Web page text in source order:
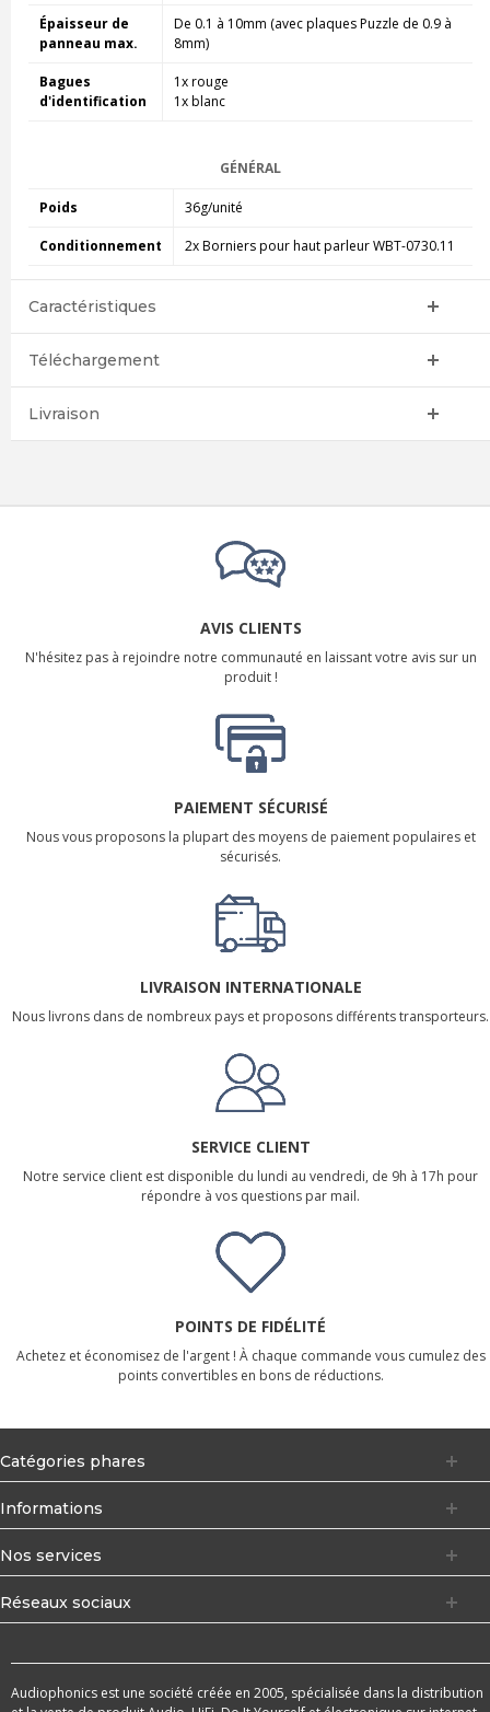
Épaisseur de
panneau max.
De 0.1 à 10mm (avec plaques Puzzle de 0.9 à
8mm)
Bagues
d'identification
1x rouge
1x blanc
GÉNÉRAL
Poids 36g/unité
Conditionnement 2x Borniers pour haut parleur WBT-0730.11
Caractéristiques
Téléchargement
Livraison
AVIS CLIENTS
N'hésitez pas à rejoindre notre communauté en laissant votre avis sur un
produit !
PAIEMENT SÉCURISÉ
Nous vous proposons la plupart des moyens de paiement populaires et
sécurisés.
LIVRAISON INTERNATIONALE
Nous livrons dans de nombreux pays et proposons différents transporteurs.
SERVICE CLIENT
Notre service client est disponible du lundi au vendredi, de 9h à 17h pour
répondre à vos questions par mail.
POINTS DE FIDÉLITÉ
Achetez et économisez de l'argent ! À chaque commande vous cumulez des
points convertibles en bons de réductions.
Catégories phares
Informations
Nos services
Réseaux sociaux
Audiophonics est une société créée en 2005, spécialisée dans la distribution